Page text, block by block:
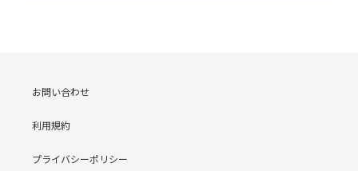
お問い合わせ
利用規約
プライバシーポリシー